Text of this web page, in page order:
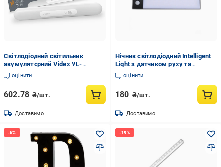
Світлодіодний світильник
акумуляторний Videx VL-
NL013W-SR з датчиком руху
(8800)
оцінити
602.78 ₴/шт.
Доставимо
Нічник світлодіодний Intelligent
Light з датчиком руху та
акумулятором 10 см Чорний
(1801271)
оцінити
180 ₴/шт.
Доставимо